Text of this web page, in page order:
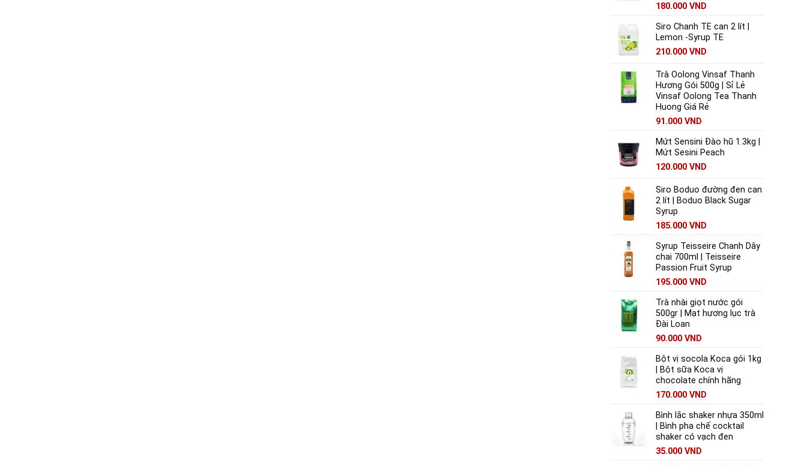
180.000 VND
Siro Chanh TE can 2 lít |
Lemon -Syrup TE
210.000 VND
Trà Oolong Vinsaf Thanh
Hương Gói 500g | Sỉ Lẻ
Vinsaf Oolong Tea Thanh
Huong Giá Rẻ
91.000 VND
Mứt Sensini Đào hũ 1.3kg |
Mứt Sesini Peach
120.000 VND
Siro Boduo đường đen can
2 lít | Boduo Black Sugar
Syrup
185.000 VND
Syrup Teisseire Chanh Dây
chai 700ml | Teisseire
Passion Fruit Syrup
195.000 VND
Trà nhài giọt nước gói
500gr | Mạt hương lục trà
Đài Loan
90.000 VND
Bột vị socola Koca gói 1kg
| Bột sữa Koca vị
chocolate chính hãng
170.000 VND
Bình lắc shaker nhựa 350ml
| Bình pha chế cocktail
shaker có vạch đen
35.000 VND